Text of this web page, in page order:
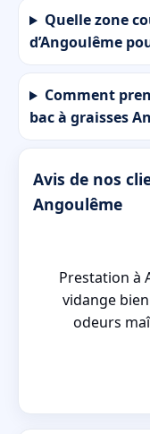
Quelle zone
d’Angoulême
Comment
bac à graisses
Avis de nos
Angoulême
Prestation à
vidange
odeurs